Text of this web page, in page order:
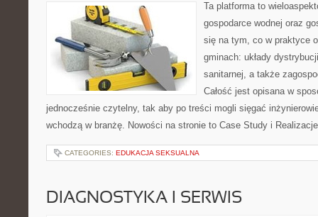
Ta platforma to
gospodarce wodnej oraz
się na tym, co w praktyce
gminach: układy
sanitarnej, a także
Całość jest opisana w
jednocześnie czytelny, tak aby po treści mogli sięgać
wchodzą w branżę. Nowości na stronie to Case Study i
CATEGORIES: EDUKACJA SEKSUALNA
DIAGNOSTYKA I SERWIS